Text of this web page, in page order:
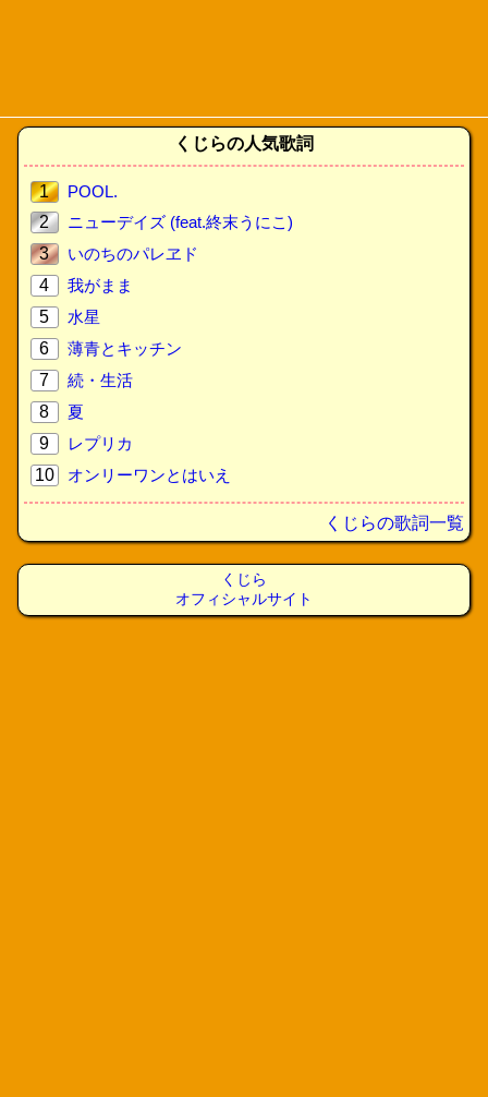
くじらの人気歌詞
1
POOL.
2
ニューデイズ (feat.終末うにこ)
3
いのちのパレヱド
4
我がまま
5
水星
6
薄青とキッチン
7
続・生活
8
夏
9
レプリカ
10
オンリーワンとはいえ
くじらの歌詞一覧
くじら
オフィシャルサイト